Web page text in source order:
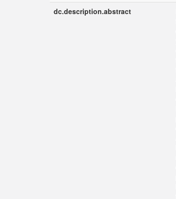
dc.description.abstract